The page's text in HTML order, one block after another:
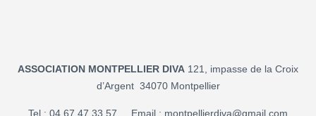
ASSOCIATION MONTPELLIER DIVA 121, impasse de la Croix
d’Argent 34070 Montpellier
Tel : 04 67 47 33 57 Email : montpellierdiva@gmail.com